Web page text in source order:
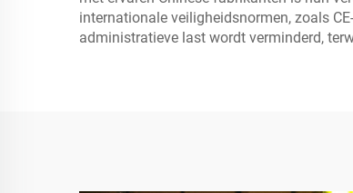
internationale veiligheidsnormen, zoals
administratieve last wordt verminderd,